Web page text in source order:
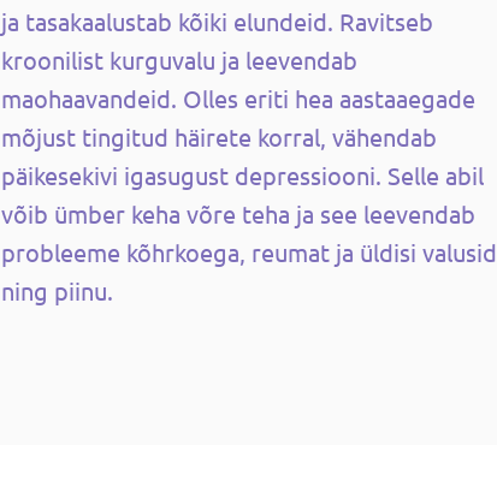
ja tasakaalustab kõiki elundeid. Ravitseb
kroonilist kurguvalu ja leevendab
maohaavandeid. Olles eriti hea aastaaegade
mõjust tingitud häirete korral, vähendab
päikesekivi igasugust depressiooni. Selle abil
võib ümber keha võre teha ja see leevendab
probleeme kõhrkoega, reumat ja üldisi valusid
ning piinu.